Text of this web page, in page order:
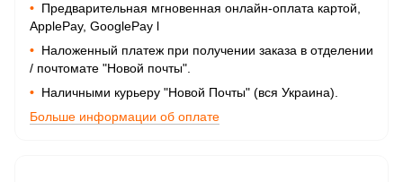
• Предварительная мгновенная онлайн-оплата картой,
ApplePay, GooglePay l
• Наложенный платеж при получении заказа в отделении
/ почтомате "Новой почты".
• Наличными курьеру "Новой Почты" (вся Украина).
Больше информации об оплате